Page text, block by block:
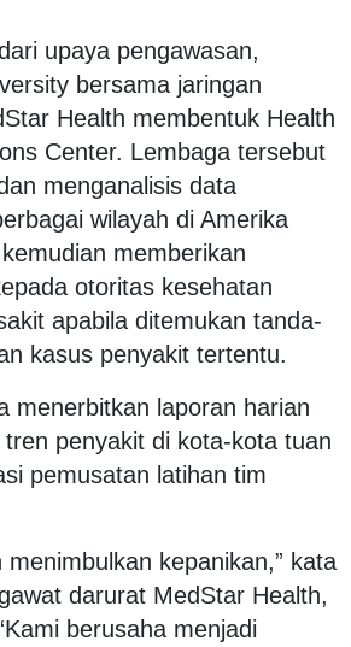
upaya pengawasan,
bersama jaringan
Health membentuk Health
Center. Lembaga tersebut
menganalisis data
wilayah di Amerika
memberikan
otoritas kesehatan
apabila ditemukan tanda-
kasus penyakit tertentu.
menerbitkan laporan harian
penyakit di kota-kota tuan
pemusatan latihan tim
menimbulkan kepanikan,” kata
darurat MedStar Health,
berusaha menjadi